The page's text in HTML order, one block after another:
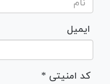
ایمیل
* کد امنیتی